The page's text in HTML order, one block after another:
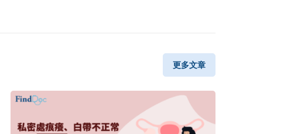
更多文章